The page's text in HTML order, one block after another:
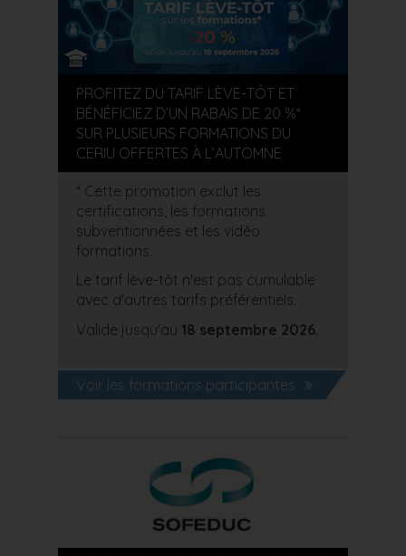
PROFITEZ DU TARIF LÈVE-TÔT ET
BÉNÉFICIEZ D’UN RABAIS DE 20 %*
SUR PLUSIEURS FORMATIONS DU
CERIU OFFERTES À L’AUTOMNE
* Cette promotion exclut les
certifications, les formations
subventionnées et les vidéo
formations.
Le tarif lève-tôt n'est pas cumulable
avec d'autres tarifs préférentiels.
Valide jusqu'au 18 septembre 2026.
Voir les formations participantes